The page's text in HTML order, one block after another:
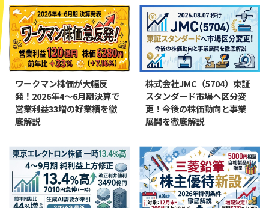
ワークマン株価が大幅反
発！2026年4〜6月期決算で
営業利益33増の好業績を徹
底解説
株式会社JMC（5704）東証
スタンダード市場へ区分変
更！今後の株価動向と事業
展開を徹底解説